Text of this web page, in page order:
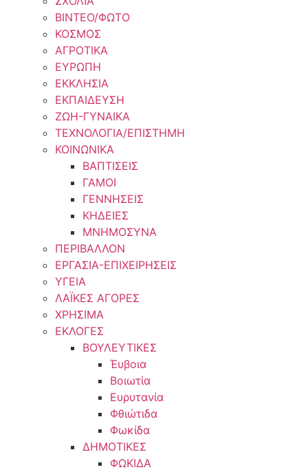
ΒΙΝΤΕΟ/ΦΩΤΟ
ΚΟΣΜΟΣ
ΑΓΡΟΤΙΚΑ
ΕΥΡΩΠΗ
ΕΚΚΛΗΣΙΑ
ΕΚΠΑΙΔΕΥΣΗ
ΖΩΗ-ΓΥΝΑΙΚΑ
ΤΕΧΝΟΛΟΓΙΑ/ΕΠΙΣΤΗΜΗ
ΚΟΙΝΩΝΙΚΑ
ΒΑΠΤΙΣΕΙΣ
ΓΑΜΟΙ
ΓΕΝΝΗΣΕΙΣ
ΚΗΔΕΙΕΣ
ΜΝΗΜΟΣΥΝΑ
ΠΕΡΙΒΑΛΛΟΝ
ΕΡΓΑΣΙΑ-ΕΠΙΧΕΙΡΗΣΕΙΣ
ΥΓΕΙΑ
ΛΑΪΚΕΣ ΑΓΟΡΕΣ
ΧΡΗΣΙΜΑ
ΕΚΛΟΓΕΣ
ΒΟΥΛΕΥΤΙΚΕΣ
Έυβοια
Βοιωτία
Ευρυτανία
Φθιώτιδα
Φωκίδα
ΔΗΜΟΤΙΚΕΣ
ΦΩΚΙΔΑ